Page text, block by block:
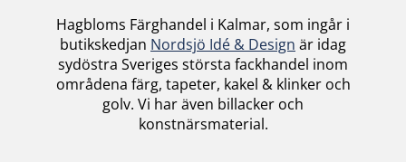
Hagbloms Färghandel i Kalmar, som ingår i
butikskedjan Nordsjö Idé & Design är idag
sydöstra Sveriges största fackhandel inom
områdena färg, tapeter, kakel & klinker och
golv. Vi har även billacker och
konstnärsmaterial.